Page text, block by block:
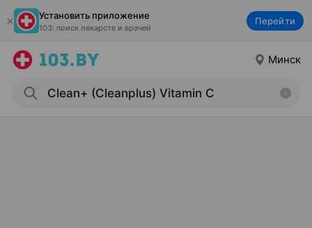
Установить приложение
103: поиск лекарств и врачей
Перейти
Минск